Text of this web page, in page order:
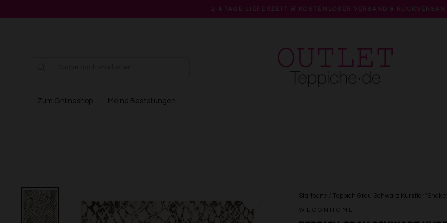
Pause
2-4 TAGE LIEFERZEIT 🛒 KOSTENLOSER VERSAND &
Zum Onlineshop Meine Bestellungen
Startseite / Teppich Grau Schwarz Kurzflor
WECONHOME